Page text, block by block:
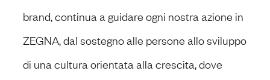
brand, continua a guidare ogni nostra azione in
ZEGNA, dal sostegno alle persone allo sviluppo
di una cultura orientata alla crescita, dove